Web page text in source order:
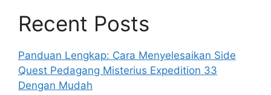
Recent Posts
Panduan Lengkap: Cara Menyelesaikan Side
Quest Pedagang Misterius Expedition 33
Dengan Mudah